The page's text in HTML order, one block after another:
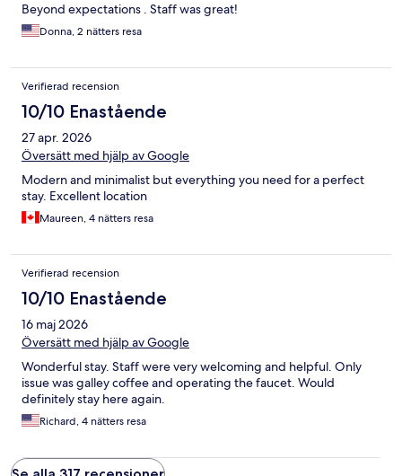
Beyond expectations . Staff was great!
Donna, 2 nätters resa
Verifierad recension
10/10 Enastående
27 apr. 2026
Översätt med hjälp av Google
Modern and minimalist but everything you need for a perfect
stay. Excellent location
Maureen, 4 nätters resa
Verifierad recension
10/10 Enastående
16 maj 2026
Översätt med hjälp av Google
Wonderful stay. Staff were very welcoming and helpful. Only
issue was galley coffee and operating the faucet. Would
definitely stay here again.
Richard, 4 nätters resa